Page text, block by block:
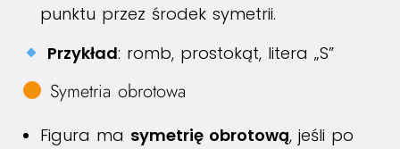
punktu przez środek symetrii.
Przykład: romb, prostokąt, litera „S”
Symetria obrotowa
Figura ma symetrię obrotową, jeśli po